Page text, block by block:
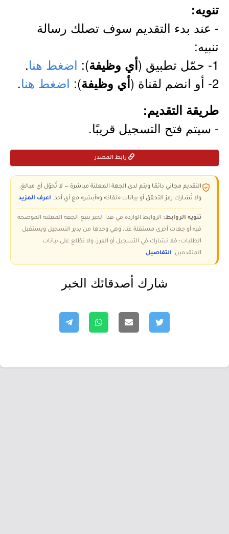
تنويه:
- عند بدء التقديم سوف تصلك رسالة
تنبيه:
1- حمّل تطبيق (
أي وظيفة): اضغط هنا.
2- أو انضم لقناة (
أي وظيفة): اضغط هنا.
طريقة التقديم:
- سيتم فتح التسجيل قريبًا.
رابط المصدر
التقديم مجاني دائمًا ويتم لدى الجهة المعلنة مباشرة — لا تُحوّل أي مبالغ،
ولا تُشارك رمز التحقق أو بيانات «نفاذ» و«أبشر» مع أي أحد. اعرف المزيد
تنويه الروابط: الروابط الواردة في هذا الخبر تتبع الجهة المعلنة الموضحة
فيه أو جهات أخرى مستقلة عنا، وهي وحدها من يدير التسجيل ويستقبل
الطلبات؛ فلا نشارك في التسجيل أو الفرز، ولا نطّلع على بيانات
المتقدمين. التفاصيل
شارك أصدقائك الخبر